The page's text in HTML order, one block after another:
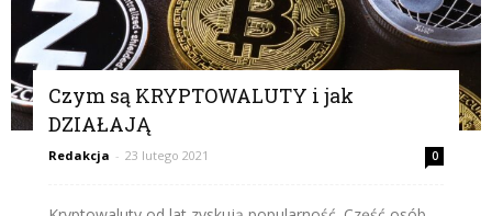
Czym są KRYPTOWALUTY i jak
DZIAŁAJĄ
Redakcja - 23 lutego 2021 0